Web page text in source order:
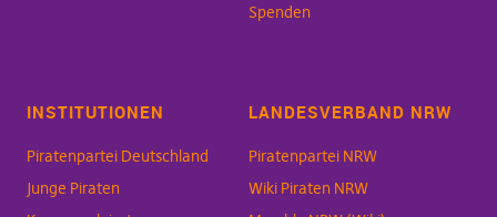
Spenden
INSTITUTIONEN
Piratenpartei Deutschland
Junge Piraten
LANDESVERBAND NRW
Piratenpartei NRW
Wiki Piraten NRW